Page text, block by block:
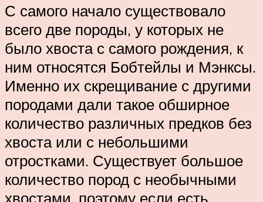
С самого начало существовало
всего две породы, у которых не
было хвоста с самого рождения, к
ним относятся Бобтейлы и Мэнксы.
Именно их скрещивание с другими
породами дали такое обширное
количество различных предков без
хвоста или с небольшими
отростками. Существует большое
количество пород с необычными
хвостами, поэтому если есть